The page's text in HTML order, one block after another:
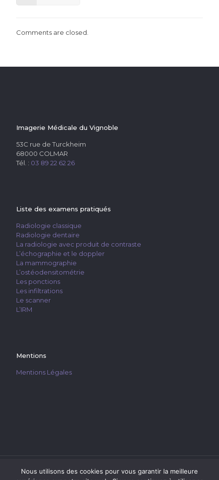
Comments are closed.
Imagerie Médicale du Vignoble
53C rue de Turckheim
68000 COLMAR
Tél. : 03 89 22 62 26
Liste des examens pratiqués
Radiologie classique
Radiologie dentaire
La radiologie avec produit de contraste
L’échographie et le doppler
La mammographie
L’ostéodensitométrie
Les ponctions
Les infiltrations
Le scanner
L’IRM
Mentions
Mentions Légales
Nous utilisons des cookies pour vous garantir la meilleure